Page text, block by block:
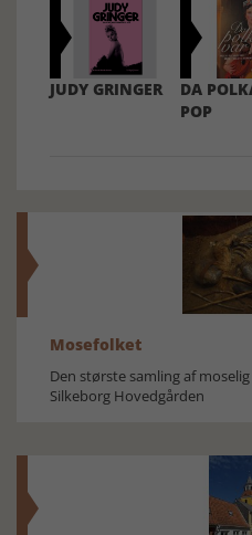
JUDY GRINGER
DA
POP
Mosefolket
Den største samling af
Silkeborg Hovedgården